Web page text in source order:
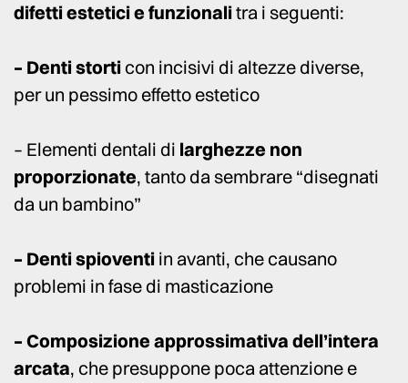
difetti estetici e funzionali tra i seguenti:
– Denti storti con incisivi di altezze diverse,
per un pessimo effetto estetico
– Elementi dentali di larghezze non
proporzionate, tanto da sembrare “disegnati
da un bambino”
– Denti spioventi in avanti, che causano
problemi in fase di masticazione
– Composizione approssimativa dell’intera
arcata, che presuppone poca attenzione e